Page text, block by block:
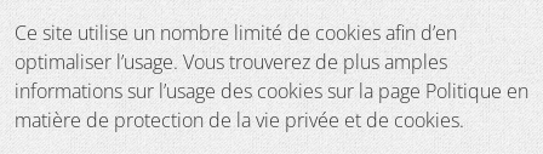
Ce site utilise un nombre limité de cookies afin d’en
optimaliser l’usage. Vous trouverez de plus amples
informations sur l’usage des cookies sur la page Politique en
matière de protection de la vie privée et de cookies.